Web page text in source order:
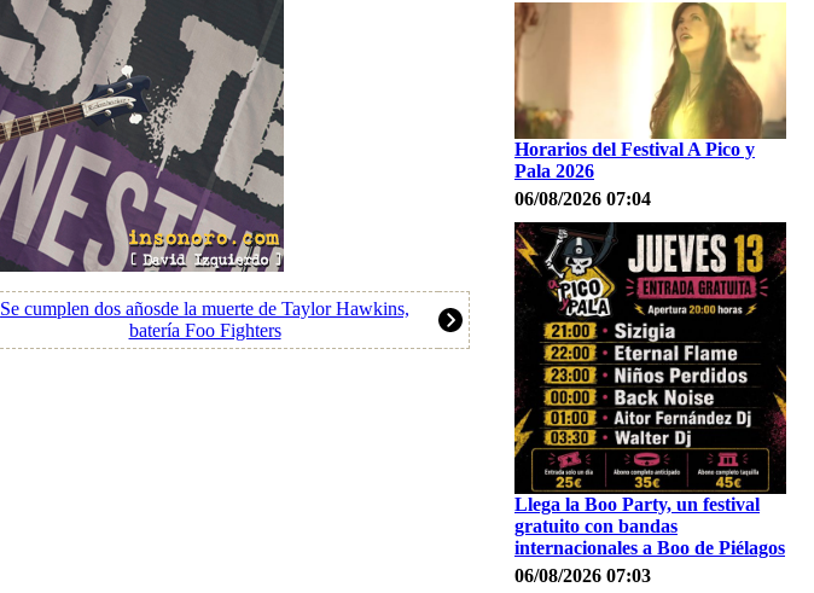
Se cumplen dos añosde la muerte de Taylor Hawkins,
batería Foo Fighters
Horarios del Festival A Pico y
Pala 2026
06/08/2026 07:04
Llega la Boo Party, un festival
gratuito con bandas
internacionales a Boo de Piélagos
06/08/2026 07:03